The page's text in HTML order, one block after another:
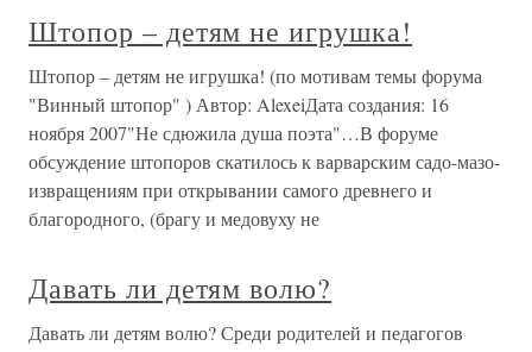
Штопор – детям не игрушка!
Штопор – детям не игрушка! (по мотивам темы форума
"Винный штопор" ) Автор: AlexeiДата создания: 16
ноября 2007"Не сдюжила душа поэта"…В форуме
обсуждение штопоров скатилось к варварским садо-мазо-
извращениям при открывании самого древнего и
благородного, (брагу и медовуху не
Давать ли детям волю?
Давать ли детям волю? Среди родителей и педагогов